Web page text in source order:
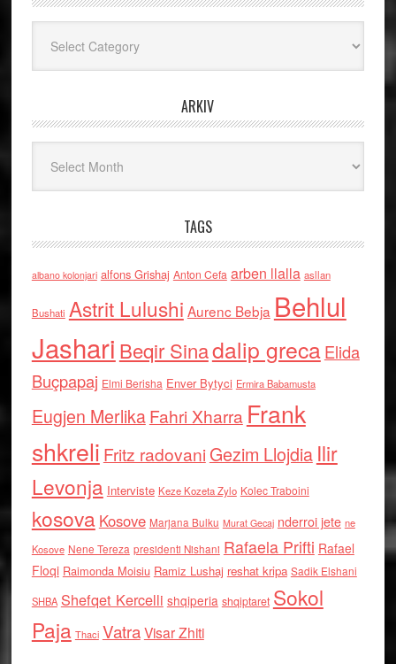
ARKIV
TAGS
albano kolonjari alfons Grishaj Anton Cefa arben llalla asllan
Bushati Astrit Lulushi Aurenc Bebja Behlul
Jashari Beqir Sinadalip grecaElida
Buçpapaj Elmi Berisha Enver Bytyci Ermira Babamusta
Eugjen MerlikaFahri Xharra Frank
shkreli Fritz radovaniGezim Llojdia Ilir
Levonja Interviste Keze Kozeta Zylo Kolec Traboini
kosova Kosove Marjana Bulku Murat Gecaj nderroi jete ne
Kosove Nene Tereza presidenti Nishani Rafaela Prifti Rafael
Floqi Raimonda Moisiu Ramiz Lushaj reshat kripa Sadik Elshani
SHBA Shefqet Kercelli shqiperia shqiptaret Sokol
Paja Thaci VatraVisar Zhiti